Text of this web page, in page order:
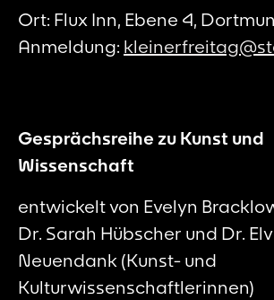
Ort: Flux Inn, Ebene 4,
Anmeldung:
Gesprächsreihe zu Kunst und
Wissenschaft
entwickelt von Evelyn
Dr. Sarah Hübscher und Dr.
Neuendank (Kunst- und
Kulturwissenschaftlerinnen)